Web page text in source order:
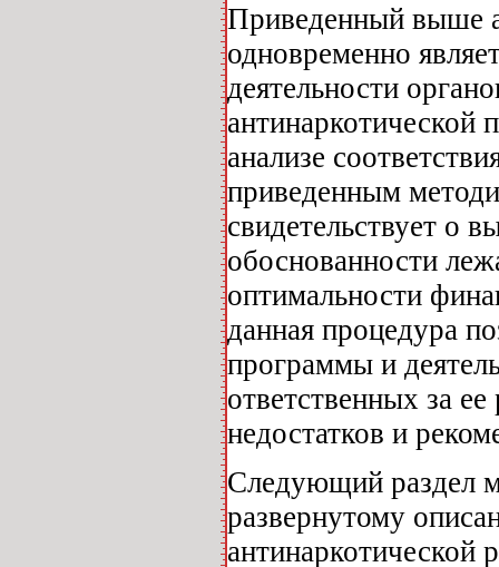
Приведенный выше
одновременно
деятельности
антинаркотической
анализе
приведенным
свидетельствует о
обоснованности
оптимальности
данная процедура
программы и
ответственных за
недостатков и
Следующий раздел
развернутому
антинаркотической